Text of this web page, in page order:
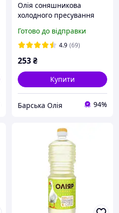
Олія соняшникова
холодного пресування
Готово до відправки
4.9 (69)
253₴
Купити
Барська Олія 94%